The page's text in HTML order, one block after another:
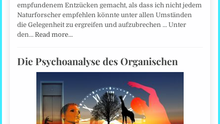
empfundenem Entzücken gemacht, als dass ich nicht jedem
Naturforscher empfehlen könnte unter allen Umständen
die Gelegenheit zu ergreifen und aufzubrechen ... Unter
den…Read more…
Die Psychoanalyse des Organischen